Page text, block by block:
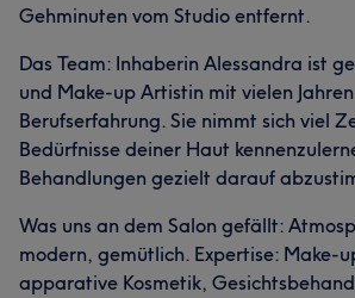
Gehminuten vom Studio entfernt.
Das Team: Inhaberin Alessandra ist
und Make-up Artistin mit vielen Jahren
Berufserfahrung. Sie nimmt sich viel
Bedürfnisse deiner Haut
Behandlungen gezielt darauf
Was uns an dem Salon gefällt:
modern, gemütlich. Expertise: Make-
apparative Kosmetik,